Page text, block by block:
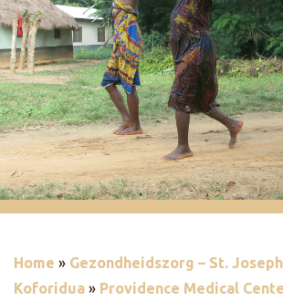
Home » Gezondheidszorg – St.
Koforidua » Providence Medical